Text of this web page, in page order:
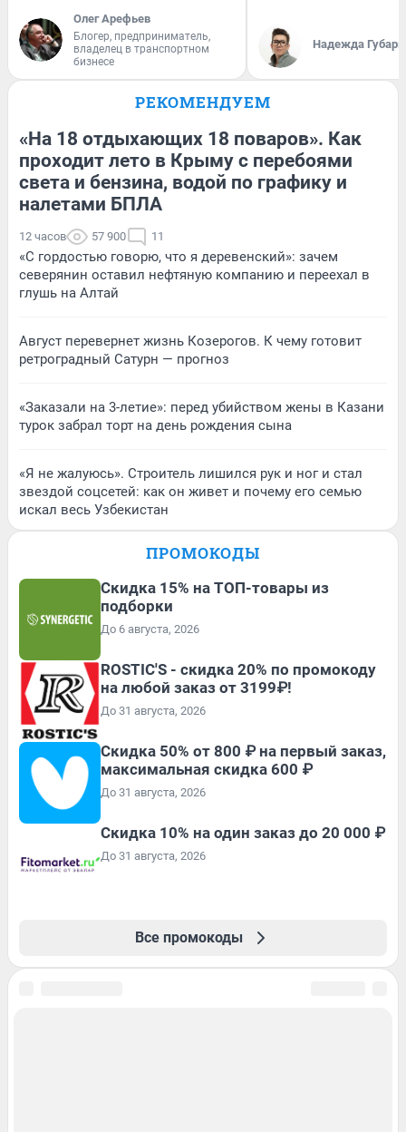
Олег Арефьев
Блогер, предприниматель,
владелец в транспортном
бизнесе
Надежда Губарь
РЕКОМЕНДУЕМ
«На 18 отдыхающих 18 поваров». Как
проходит лето в Крыму с перебоями
света и бензина, водой по графику и
налетами БПЛА
12 часов 57 900 11
«С гордостью говорю, что я деревенский»: зачем
северянин оставил нефтяную компанию и переехал в
глушь на Алтай
Август перевернет жизнь Козерогов. К чему готовит
ретроградный Сатурн — прогноз
«Заказали на 3-летие»: перед убийством жены в Казани
турок забрал торт на день рождения сына
«Я не жалуюсь». Строитель лишился рук и ног и стал
звездой соцсетей: как он живет и почему его семью
искал весь Узбекистан
ПРОМОКОДЫ
Скидка 15% на ТОП-товары из
подборки
До 6 августа, 2026
ROSTIC'S - скидка 20% по промокоду
на любой заказ от 3199₽!
До 31 августа, 2026
Скидка 50% от 800 ₽ на первый заказ,
максимальная скидка 600 ₽
До 31 августа, 2026
Скидка 10% на один заказ до 20 000 ₽
До 31 августа, 2026
Все промокоды